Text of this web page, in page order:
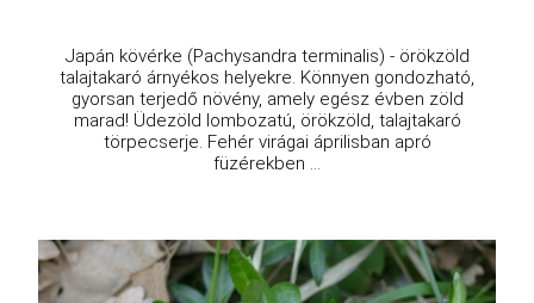
Japán kövérke (Pachysandra terminalis) - örökzöld
talajtakaró árnyékos helyekre. Könnyen gondozható,
gyorsan terjedő növény, amely egész évben zöld
marad! Üdezöld lombozatú, örökzöld, talajtakaró
törpecserje. Fehér virágai áprilisban apró
füzérekben ...